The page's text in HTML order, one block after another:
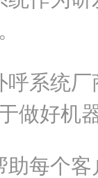
呼系统
做好机
助每个